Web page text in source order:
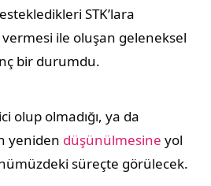
STK’lara
ile oluşan geleneksel
bir durumdu.
olup olmadığı, ya da
yeniden düşünülmesine yol
süreçte görülecek.